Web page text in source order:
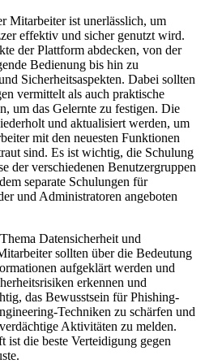
Mitarbeiter ist unerlässlich, um
effektiv und sicher genutzt wird.
der Plattform abdecken, von der
Bedienung bis hin zu
Sicherheitsaspekten. Dabei sollten
vermittelt als auch praktische
um das Gelernte zu festigen. Die
und aktualisiert werden, um
mit den neuesten Funktionen
sind. Es ist wichtig, die Schulung
der verschiedenen Benutzergruppen
separate Schulungen für
und Administratoren angeboten
Datensicherheit und
sollten über die Bedeutung
aufgeklärt werden und
erkennen und
das Bewusstsein für Phishing-
Techniken zu schärfen und
Aktivitäten zu melden.
ist die beste Verteidigung gegen